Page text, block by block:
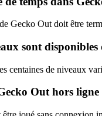
Gecko Out doit être
sont disponibles
centaines de niveaux
Out hors ligne